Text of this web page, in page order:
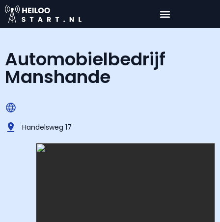
Automobielbedrijf
Manshande
Handelsweg 17